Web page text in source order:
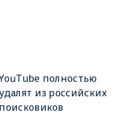
полностью
удалят из российских
поисковиков